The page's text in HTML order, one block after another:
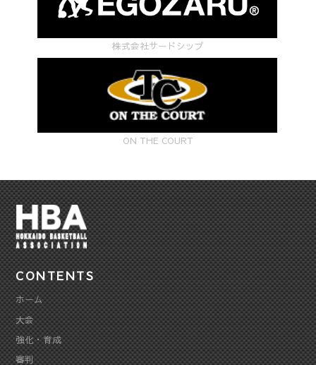
株式会社サードシップ
ON THE COURT
CONTENTS
ホーム
大会
強化・育成
審判